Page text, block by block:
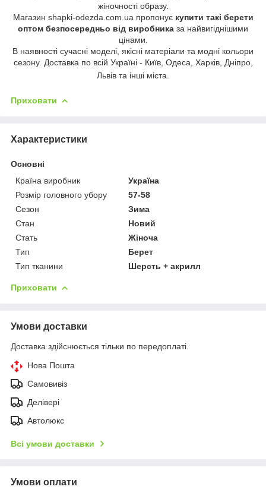
жіночності образу.
Магазин shapki-odezda.com.ua пропонуєкупити такі берети
оптом безпосередньо від виробника за найвигіднішими
цінами.
В наявності сучасні моделі, якісні матеріали та модні кольори
сезону. Доставка по всій Україні - Київ, Одеса, Харків, Дніпро,
Львів та інші міста.
Приховати
Характеристики
Основні
Країна виробник
Україна
Розмір головного убору
57-58
Сезон
Зима
Стан
Новий
Стать
Жіноча
Тип
Берет
Тип тканини
Шерсть + акрилл
Приховати
Умови доставки
Доставка здійснюється тільки по передоплаті.
Нова Пошта
Самовивіз
Делівері
Автолюкс
Всі умови доставки
Умови оплати